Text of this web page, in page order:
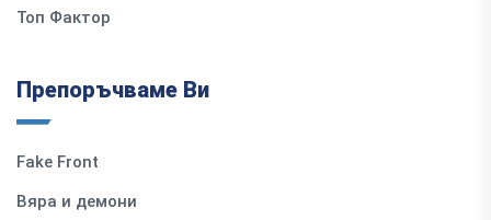
Топ Фактор
Препоръчваме Ви
Fake Front
Вяра и демони